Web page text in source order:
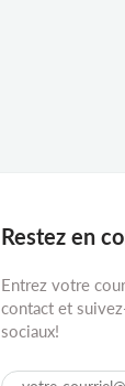
Restez en
Entrez votre
contact et
sociaux!